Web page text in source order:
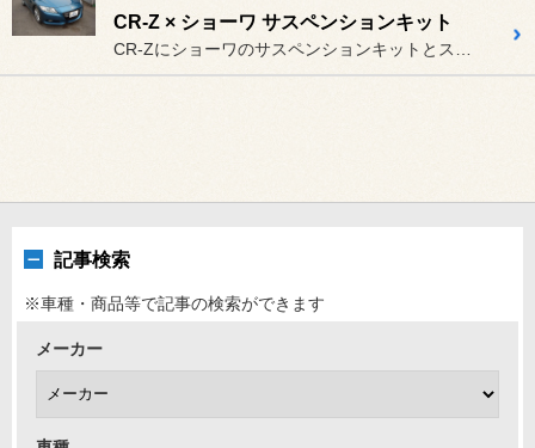
CR-Z × ショーワ サスペンションキット
記事検索
※車種・商品等で記事の検索ができます
メーカー